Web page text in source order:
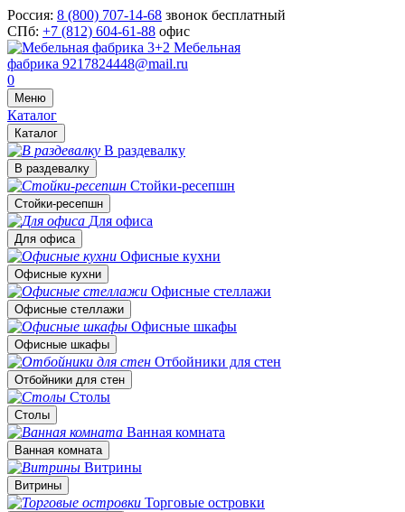
Россия: 8 (800) 707-14-68 звонок бесплатный
СПб: +7 (812) 604-61-88 офис
Мебельная
фабрика 9217824448@mail.ru
0
Меню
Каталог
Каталог
В раздевалку
В раздевалку
Стойки-ресепшн
Стойки-ресепшн
Для офиса
Для офиса
Офисные кухни
Офисные кухни
Офисные стеллажи
Офисные стеллажи
Офисные шкафы
Офисные шкафы
Отбойники для стен
Отбойники для стен
Столы
Столы
Ванная комната
Ванная комната
Витрины
Витрины
Торговые островки